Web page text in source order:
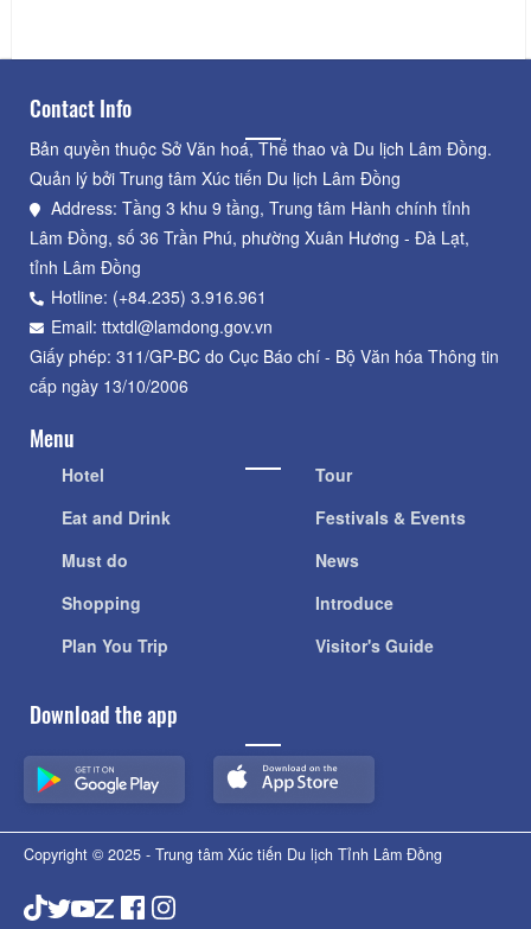
Contact Info
Bản quyền thuộc Sở Văn hoá, Thể thao và Du lịch Lâm Đồng.
Quản lý bởi Trung tâm Xúc tiến Du lịch Lâm Đồng
Address: Tầng 3 khu 9 tầng, Trung tâm Hành chính tỉnh
Lâm Đồng, số 36 Trần Phú, phường Xuân Hương - Đà Lạt,
tỉnh Lâm Đồng
Hotline: (+84.235) 3.916.961
Email: ttxtdl@lamdong.gov.vn
Giấy phép: 311/GP-BC do Cục Báo chí - Bộ Văn hóa Thông tin
cấp ngày 13/10/2006
Menu
Hotel
Eat and Drink
Must do
Shopping
Plan You Trip
Tour
Festivals & Events
News
Introduce
Visitor's Guide
Download the app
Copyright © 2025 - Trung tâm Xúc tiến Du lịch Tỉnh Lâm Đồng